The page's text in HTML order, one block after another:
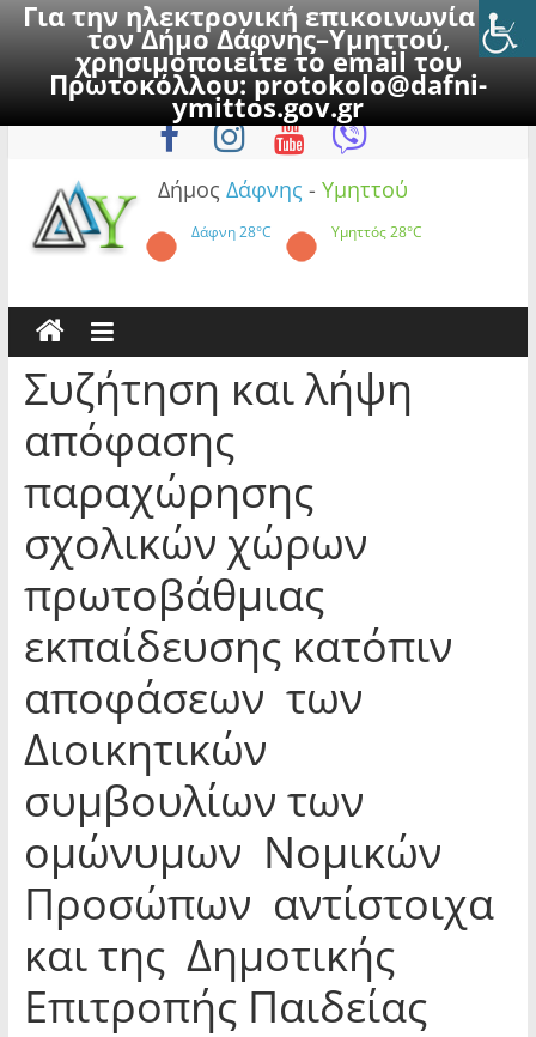
Για την ηλεκτρονική επικοινωνία με
τον Δήμο Δάφνης–Υμηττού,
χρησιμοποιείτε το email του
Πρωτοκόλλου:protokolo@dafni-
ymittos.gov.gr
to
Παρασκευή, 7 Αυγούστου 2026
Δήμος Δάφνης - Υμηττού
Δάφνη28°C Υμηττός28°C
Συζήτηση και λήψη
απόφασης
παραχώρησης
σχολικών χώρων
πρωτοβάθμιας
εκπαίδευσης κατόπιν
αποφάσεων των
Διοικητικών
συμβουλίων των
ομώνυμων Νομικών
Προσώπων αντίστοιχα
και της Δημοτικής
Επιτροπής Παιδείας